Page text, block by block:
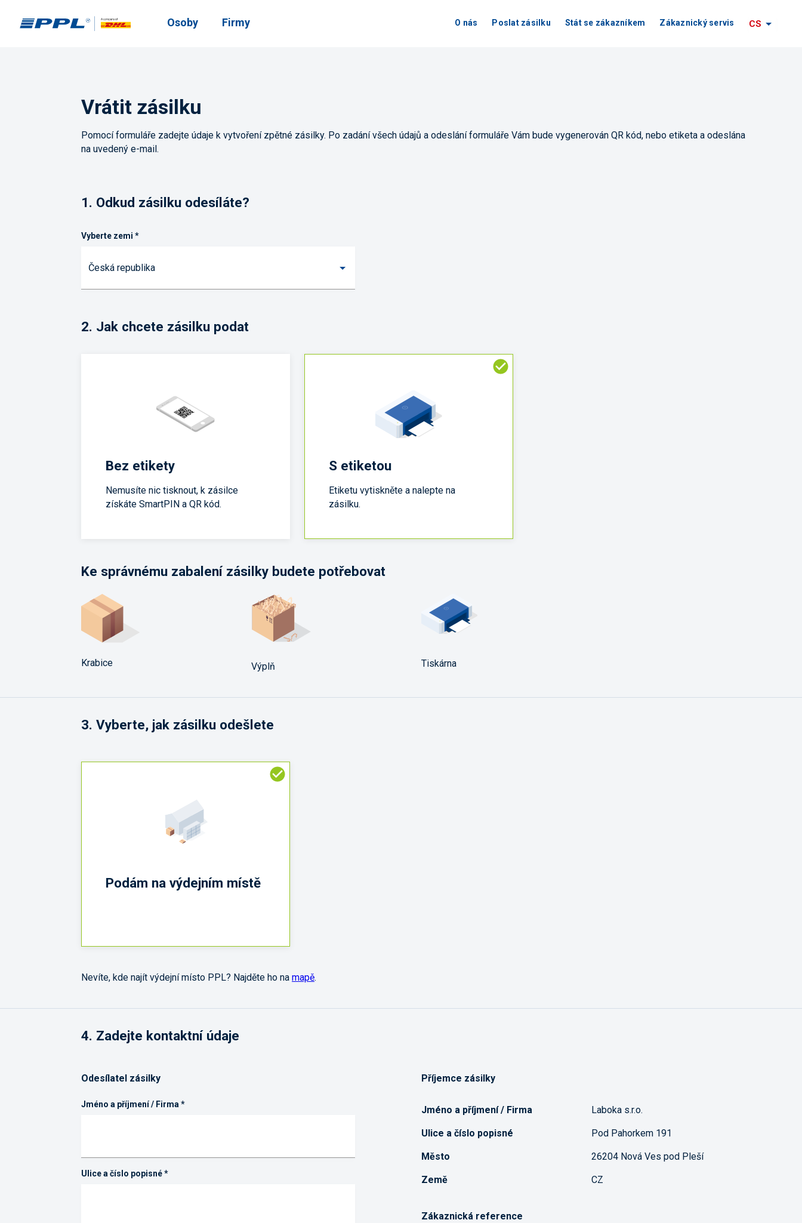
Osoby Firmy O nás Poslat zásilku Stát se zákazníkem Zákaznický servis CS
Vrátit zásilku
Pomocí formuláře zadejte údaje k vytvoření zpětné zásilky. Po zadání všech údajů a odeslání formuláře Vám bude vygenerován QR kód, nebo etiketa a odeslána
na uvedený e-mail.
1. Odkud zásilku odesíláte?
Vyberte zemi *
2. Jak chcete zásilku podat
Bez etikety
Nemusíte nic tisknout, k zásilce
získáte SmartPIN a QR kód.
S etiketou
Etiketu vytiskněte a nalepte na
zásilku.
Ke správnému zabalení zásilky budete potřebovat
Krabice Výplň Tiskárna
3. Vyberte, jak zásilku odešlete
Podám na výdejním místě
Nevíte, kde najít výdejní místo PPL? Najděte ho na mapě.
4. Zadejte kontaktní údaje
Odesílatel zásilky
Jméno a příjmení / Firma *
Ulice a číslo popisné*
Příjemce zásilky
Jméno a příjmení / Firma Laboka s.r.o.
Ulice a číslo popisné Pod Pahorkem 191
Město 26204 Nová Ves pod Pleší
Země CZ
Zákaznická reference